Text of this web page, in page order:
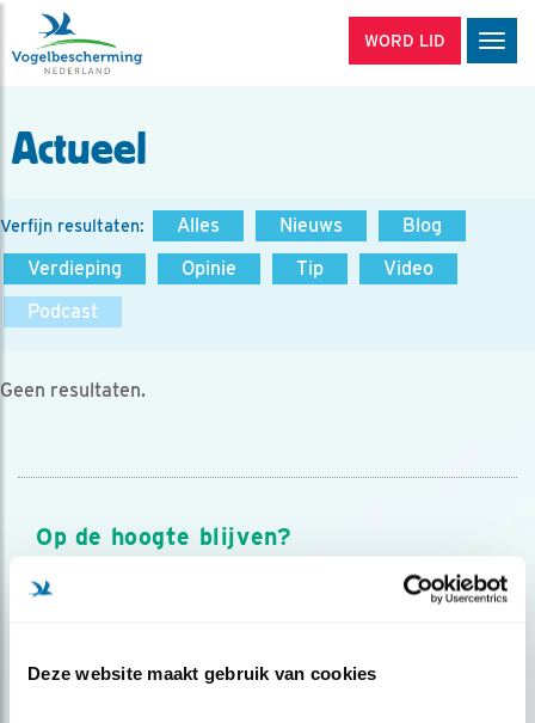
Deze website maakt gebruik van cookies
WORD LID
Actueel
Verfijn resultaten: Alles Nieuws
Blog
Verdieping
Opinie Tip
Video
Podcast
Geen resultaten.
Op de hoogte blijven?
Meld je aan en ontvang nieuws, inspiratie, acties en tips
over vogels en activiteiten van Vogelbescherming.